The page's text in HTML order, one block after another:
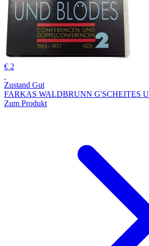
€ 2
Zustand Gut
FARKAS WALDBRUNN G'SCHEITES
Zum Produkt